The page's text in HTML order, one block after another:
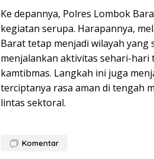
Ke depannya, Polres Lombok
kegiatan serupa. Harapannya,
Barat tetap menjadi wilayah yang
menjalankan aktivitas sehari-hari
kamtibmas. Langkah ini juga
terciptanya rasa aman di tengah
lintas sektoral.
Komentar